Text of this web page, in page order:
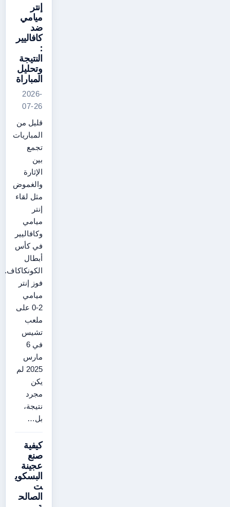
إنتر
ميامي
ضد
كافاليير
:
النتيجة
وتحليل
المباراة
2026-
07-26
قليل من
المباريات
تجمع
بين
الإثارة
والغموض
مثل لقاء
إنتر
ميامي
وكافاليير
في كأس
أبطال
الكونكاكاف.
فوز إنتر
ميامي
2-0 على
ملعب
تشيس
في 6
مارس
2025 لم
يكن
مجرد
نتيجة،
بل…
كيفية
صنع
عجينة
البسكوي
ت
الصالح